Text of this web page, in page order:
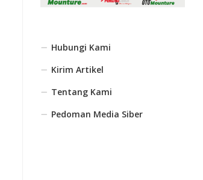
Hubungi Kami
Kirim Artikel
Tentang Kami
Pedoman Media Siber